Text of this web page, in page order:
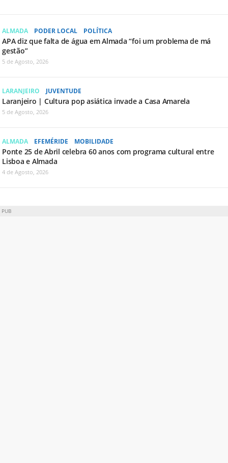
ALMADA PODER LOCAL POLÍTICA
APA diz que falta de água em Almada “foi um problema de má
gestão”
5 de Agosto, 2026
LARANJEIRO JUVENTUDE
Laranjeiro | Cultura pop asiática invade a Casa Amarela
5 de Agosto, 2026
ALMADA EFEMÉRIDE MOBILIDADE
Ponte 25 de Abril celebra 60 anos com programa cultural entre
Lisboa e Almada
4 de Agosto, 2026
PUB